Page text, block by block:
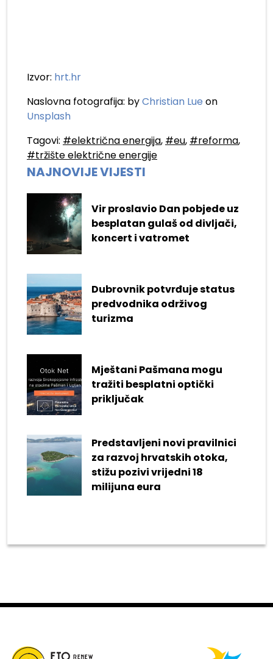
Izvor: hrt.hr
Naslovna fotografija: byChristian Lue on
Unsplash
Tagovi: #električna energija, #eu, #reforma,
#tržište električne energije
NAJNOVIJE VIJESTI
Vir proslavio Dan pobjede uz
besplatan gulaš od divljači,
koncert i vatromet
Dubrovnik potvrđuje status
predvodnika održivog
turizma
Mještani Pašmana mogu
tražiti besplatni optički
priključak
Predstavljeni novi pravilnici
za razvoj hrvatskih otoka,
stižu pozivi vrijedni 18
milijuna eura